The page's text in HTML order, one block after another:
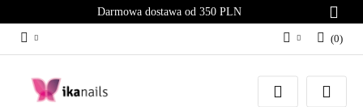
Darmowa dostawa od 350 PLN
Zaloguj się
Załóż konto
(0)